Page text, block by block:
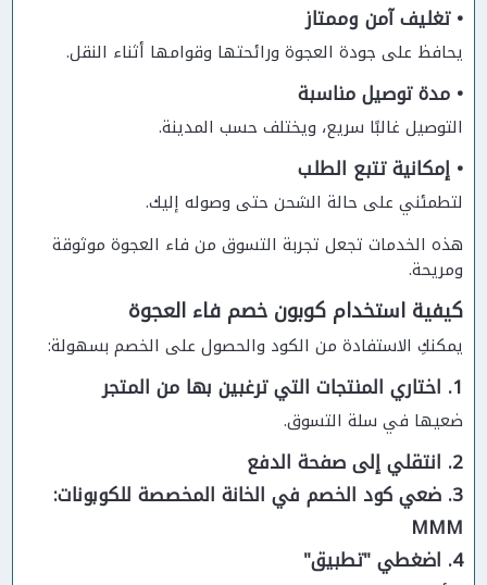
• تغليف آمن وممتاز
يحافظ على جودة العجوة ورائحتها وقوامها أثناء النقل.
• مدة توصيل مناسبة
التوصيل غالبًا سريع، ويختلف حسب المدينة.
• إمكانية تتبع الطلب
لتطمئني على حالة الشحن حتى وصوله إليك.
هذه الخدمات تجعل تجربة التسوق من فاء العجوة موثوقة
ومريحة.
كيفية استخدام كوبون خصم فاء العجوة
يمكنكِ الاستفادة من الكود والحصول على الخصم بسهولة:
1. اختاري المنتجات التي ترغبين بها من المتجر
ضعيها في سلة التسوق.
2. انتقلي إلى صفحة الدفع
3. ضعي كود الخصم في الخانة المخصصة للكوبونات:
MMM
4. اضغطي "تطبيق"